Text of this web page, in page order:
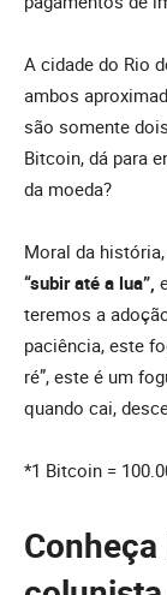
A cidade do Rio
ambos
são somente
Bitcoin, dá para
da moeda?
Moral da
“subir até a lua”,
teremos a
paciência, este
ré”, este é um
quando cai,
*1 Bitcoin =